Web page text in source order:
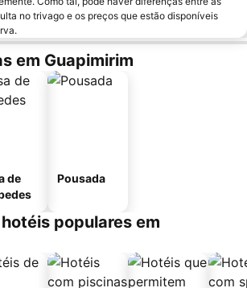
no trivago e os preços que estão disponíveis
em Guapimirim
de
Pousada
populares em